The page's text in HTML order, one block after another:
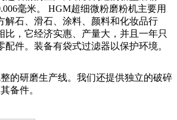
毫米。 HGM超细微粉磨粉机主要用
解石、滑石、涂料、颜料和化妆品行
比，它经济实惠、产量大，并且一年只
配件。装备有袋式过滤器以保护环境。
的研磨生产线。我们还提供独立的破碎
备件。